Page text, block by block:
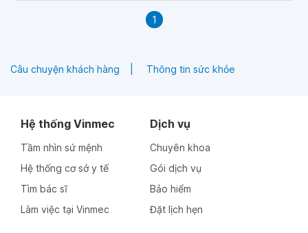
bật các phương pháp phòng ngừa có thể được sử dụng ở
bệnh nhân IBD thông qua sự hợp tác giữa nhà cung cấp
1
Câu chuyện khách hàng Thông tin sức khỏe
Hệ thống Vinmec
Tầm nhìn sứ mệnh
Hệ thống cơ sở y tế
Tìm bác sĩ
Làm việc tại Vinmec
Dịch vụ
Chuyên khoa
Gói dịch vụ
Bảo hiểm
Đặt lịch hẹn